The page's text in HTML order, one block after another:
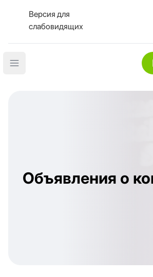
Версия для
слабовидящих
Open main menu
Объявления о